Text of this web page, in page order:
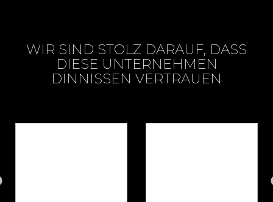
WIR SIND STOLZ DARAUF, DASS
DIESE UNTERNEHMEN
DINNISSEN VERTRAUEN